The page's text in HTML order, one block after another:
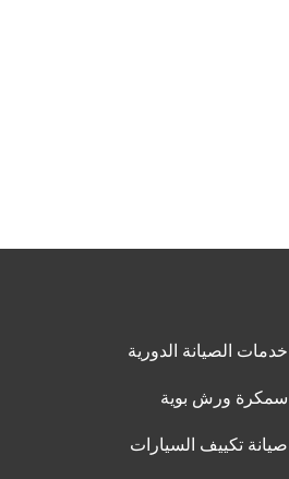
خدمات الصيانة الدورية
سمكرة ورش بوية
صيانة تكييف السيارات